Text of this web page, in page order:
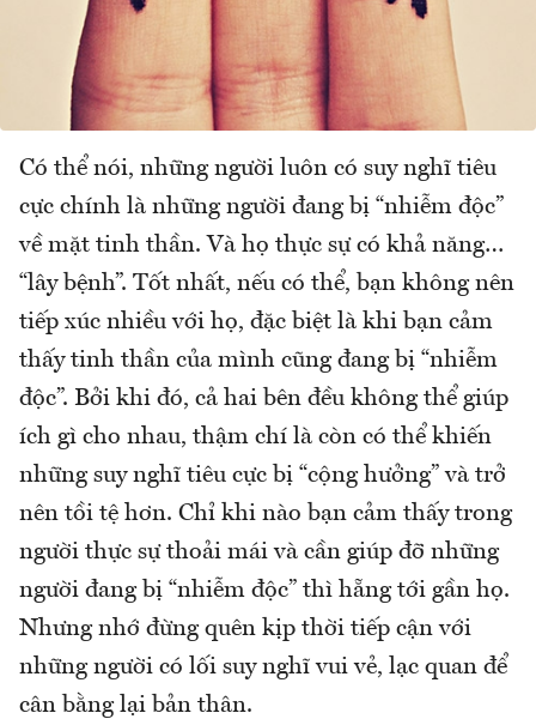
Có thể nói, những người luôn có suy nghĩ tiêu
cực chính là những người đang bị “nhiễm độc”
về mặt tinh thần. Và họ thực sự có khả năng…
“lây bệnh”. Tốt nhất, nếu có thể, bạn không nên
tiếp xúc nhiều với họ, đặc biệt là khi bạn cảm
thấy tinh thần của mình cũng đang bị “nhiễm
độc”. Bởi khi đó, cả hai bên đều không thể giúp
ích gì cho nhau, thậm chí là còn có thể khiến
những suy nghĩ tiêu cực bị “cộng hưởng” và trở
nên tồi tệ hơn. Chỉ khi nào bạn cảm thấy trong
người thực sự thoải mái và cần giúp đỡ những
người đang bị “nhiễm độc” thì hẵng tới gần họ.
Nhưng nhớ đừng quên kịp thời tiếp cận với
những người có lối suy nghĩ vui vẻ, lạc quan để
cân bằng lại bản thân.